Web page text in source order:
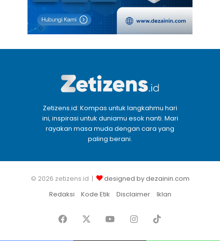
Zetizens.id: Kompas untuk langkahmu hari
ini, inspirasi untuk duniamu esok nanti. Mari
rayakan masa muda dengan cara yang
paling berani.
© 2026 zetizens.id |
designed by dezainin.com
Redaksi
Kode Etik Disclaimer Iklan
Facebook YouTubeInstagram